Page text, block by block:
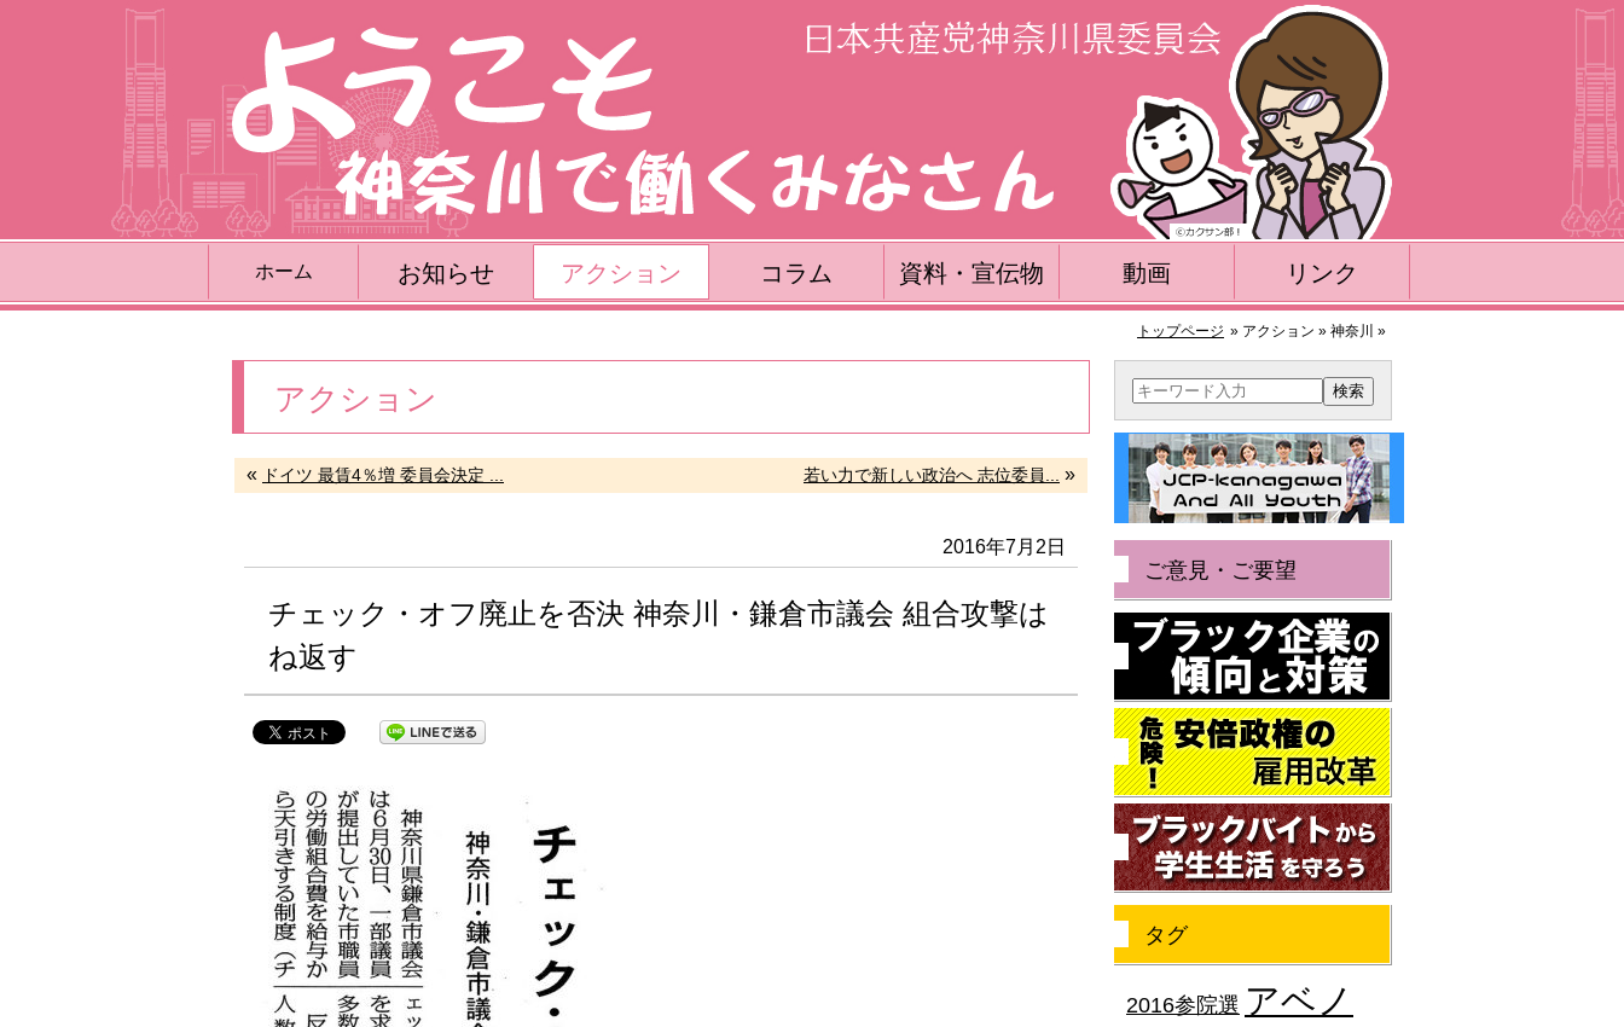
ホーム お知らせ アクション コラム 資料・宣伝物 動画 リンク
トップページ » アクション » 神奈川 »
アクション
« ドイツ 最賃4％増 委員会決定 ... 若い力で新しい政治へ 志位委員... »
2016年7月2日
チェック・オフ廃止を否決 神奈川・鎌倉市議会 組合攻撃は
ね返す
ご意見・ご要望
タグ
2016参院選 アベノ